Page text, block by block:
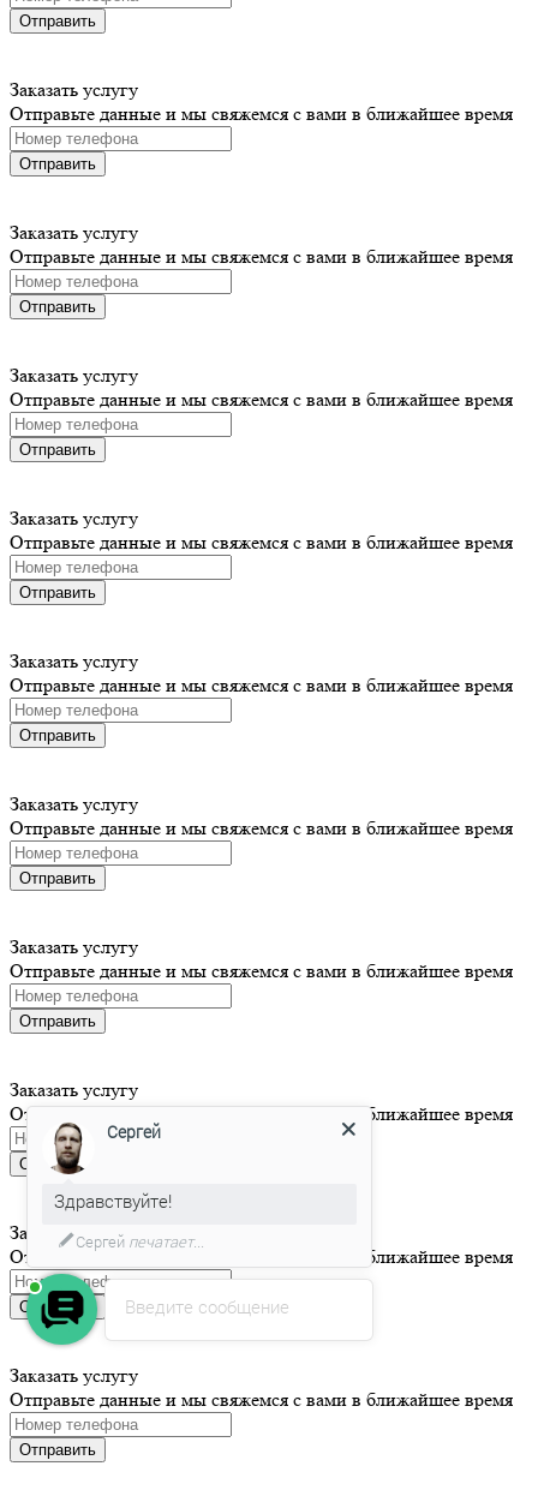
Отправить
Заказать услугу
Отправьте данные и мы свяжемся с вами в ближайшее время
Отправить
Заказать услугу
Отправьте данные и мы свяжемся с вами в ближайшее время
Отправить
Заказать услугу
Отправьте данные и мы свяжемся с вами в ближайшее время
Отправить
Заказать услугу
Отправьте данные и мы свяжемся с вами в ближайшее время
Отправить
Заказать услугу
Отправьте данные и мы свяжемся с вами в ближайшее время
Отправить
Заказать услугу
Отправьте данные и мы свяжемся с вами в ближайшее время
Отправить
Заказать услугу
Отправьте данные и мы свяжемся с вами в ближайшее время
Отправить
Заказать услугу
Отправьте данные и мы свяжемся с вами в ближайшее время
Отправить
Заказать услугу
Отправьте данные и мы свяжемся с вами в ближайшее время
Отправить
Заказать услугу
Отправьте данные и мы свяжемся с вами в ближайшее время
Отправить
Введите сообщение
Сергей
Здравствуйте!
Мы подготовили для Вас
специальное предложение!